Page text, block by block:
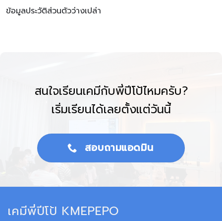
ข้อมูลประวัติส่วนตัวว่างเปล่า
สนใจเรียนเคมีกับพี่ปีโป้ไหมครับ?
เริ่มเรียนได้เลยตั้งแต่วันนี้
สอบถามแอดมิน
เคมีพี่ปีโป้ KMEPEPO